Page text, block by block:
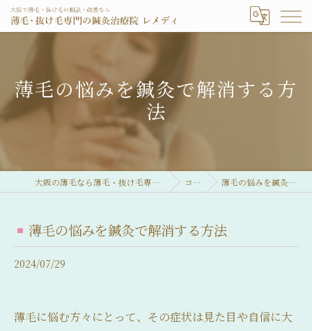
薄毛の悩みを鍼灸で解消する方
法
大阪の薄毛なら薄毛・抜け毛専門の鍼灸治療院 レメディ コラム 薄毛の悩みを鍼灸で解消する方法
薄毛の悩みを鍼灸で解消する方法
2024/07/29
薄毛に悩む方々にとって、その症状は見た目や自信に大